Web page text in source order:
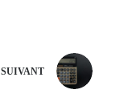
SUIVANT